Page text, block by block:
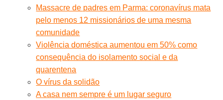
Massacre de padres em Parma: coronavírus mata
pelo menos 12 missionários de uma mesma
comunidade
Violência doméstica aumentou em 50% como
consequência do isolamento social e da
quarentena
O vírus da solidão
A casa nem sempre é um lugar seguro